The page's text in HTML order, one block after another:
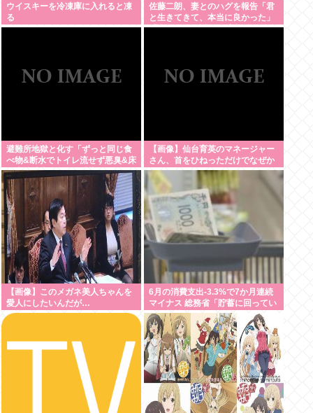
ウイスキーを冷凍庫に入れると凍
る
佐藤二朗、妻とのハグを報告「君
と生きてきて、本当に良かった」
「文〇砲より遥かに威力は弱い
避難所地獄と化す「ずっと同じ食
べ物&断水でトイレ流せず悪臭&床
に直接就寝&コロナ感染」
【画像】仙台育英のマネージャー
さん、首をひねっただけでなぜか
ウインクしたことにされてしまう
www
【画像】このメガネ美人ちゃんを
愛人にしたいんだが…
6月の消費支出-3.3%で7か月連続
マイナス 総務省「貯蓄に回ってい
る可能性」